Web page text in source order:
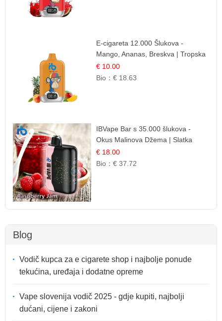
E-cigareta 12.000 Šlukova -
Mango, Ananas, Breskva | Tropska
Voćna Mješavina
€ 10.00
Bio：€ 18.63
IBVape Bar s 35.000 šlukova -
Okus Malinova Džema | Slatka
Voćna Aroma
€ 18.00
Bio：€ 37.72
Blog
Vodič kupca za e cigarete shop i najbolje ponude
tekućina, uređaja i dodatne opreme
Vape slovenija vodič 2025 - gdje kupiti, najbolji
dućani, cijene i zakoni